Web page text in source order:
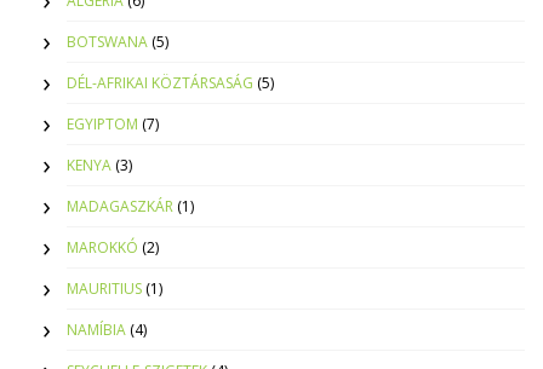
BOTSWANA (5)
DÉL-AFRIKAI KÖZTÁRSASÁG (5)
EGYIPTOM (7)
KENYA (3)
MADAGASZKÁR (1)
MAROKKÓ (2)
MAURITIUS (1)
NAMÍBIA (4)